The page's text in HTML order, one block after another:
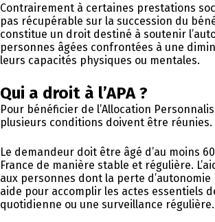
Contrairement à certaines prestations
pas récupérable sur la succession du
constitue un droit destiné à soutenir
personnes âgées confrontées à une
leurs capacités physiques ou mentales.
Qui a droit à l’APA ?
Pour bénéficier de l’Allocation
plusieurs conditions doivent être réunies.
Le demandeur doit être âgé d’au moins
France de manière stable et régulière.
aux personnes dont la perte d’autonomie
aide pour accomplir les actes essentiels
quotidienne ou une surveillance régulière.